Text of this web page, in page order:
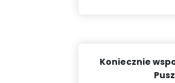
Koniecznie